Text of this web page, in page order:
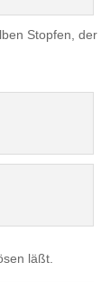
Stopfen, der
läßt.